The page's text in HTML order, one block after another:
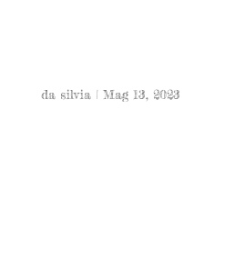
da silvia| Mag 13, 2023